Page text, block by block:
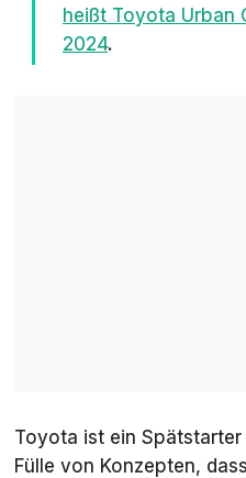
heißt Toyota Urban
2024.
Toyota ist ein
Fülle von Konzepten,